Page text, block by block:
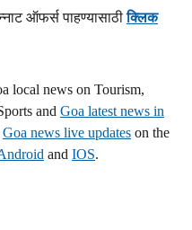
ऑफर्स पाहण्यासाठीक्लिक
local news on Tourism,
and Goa latest news in
Goa news live updates on the
and IOS.